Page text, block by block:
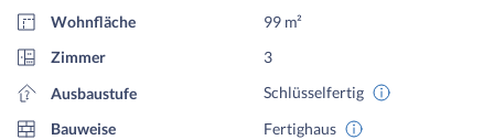
Wohnfläche
99 m²
Zimmer
3
Ausbaustufe
Schlüsselfertig
Bauweise
Fertighaus